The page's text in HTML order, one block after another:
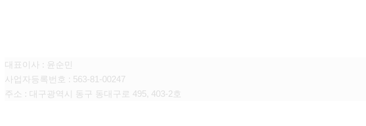
대표이사 : 윤순민
사업자등록번호 : 563-81-00247
주소 : 대구광역시 동구 동대구로 495, 403-2호